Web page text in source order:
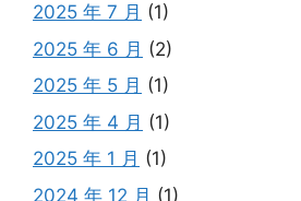
2025 年 7 月 (1)
2025 年 6 月 (2)
2025 年 5 月 (1)
2025 年 4 月 (1)
2025 年 1 月 (1)
2024 年 12 月 (1)